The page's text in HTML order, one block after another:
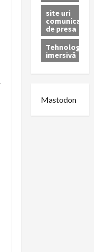
site uri
comunicate
de presa
Tehnologie
imersivă
Mastodon